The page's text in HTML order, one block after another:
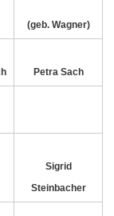
(geb. Wagner)
Petra Sach
Sigrid
Steinbacher